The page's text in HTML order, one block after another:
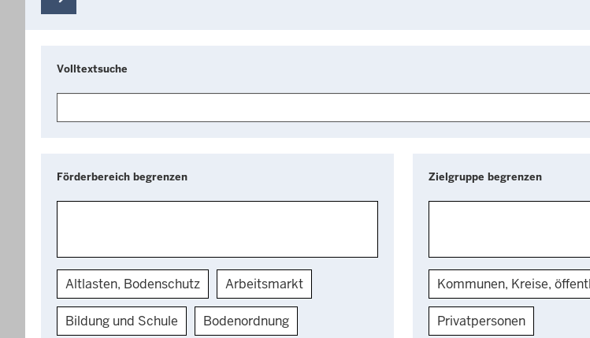
Volltextsuche
Förderbereich begrenzen
Altlasten, Bodenschutz Arbeitsmarkt
Bildung und Schule Bodenordnung
Zielgruppe begrenzen
Kommunen, Kreise,
Privatpersonen